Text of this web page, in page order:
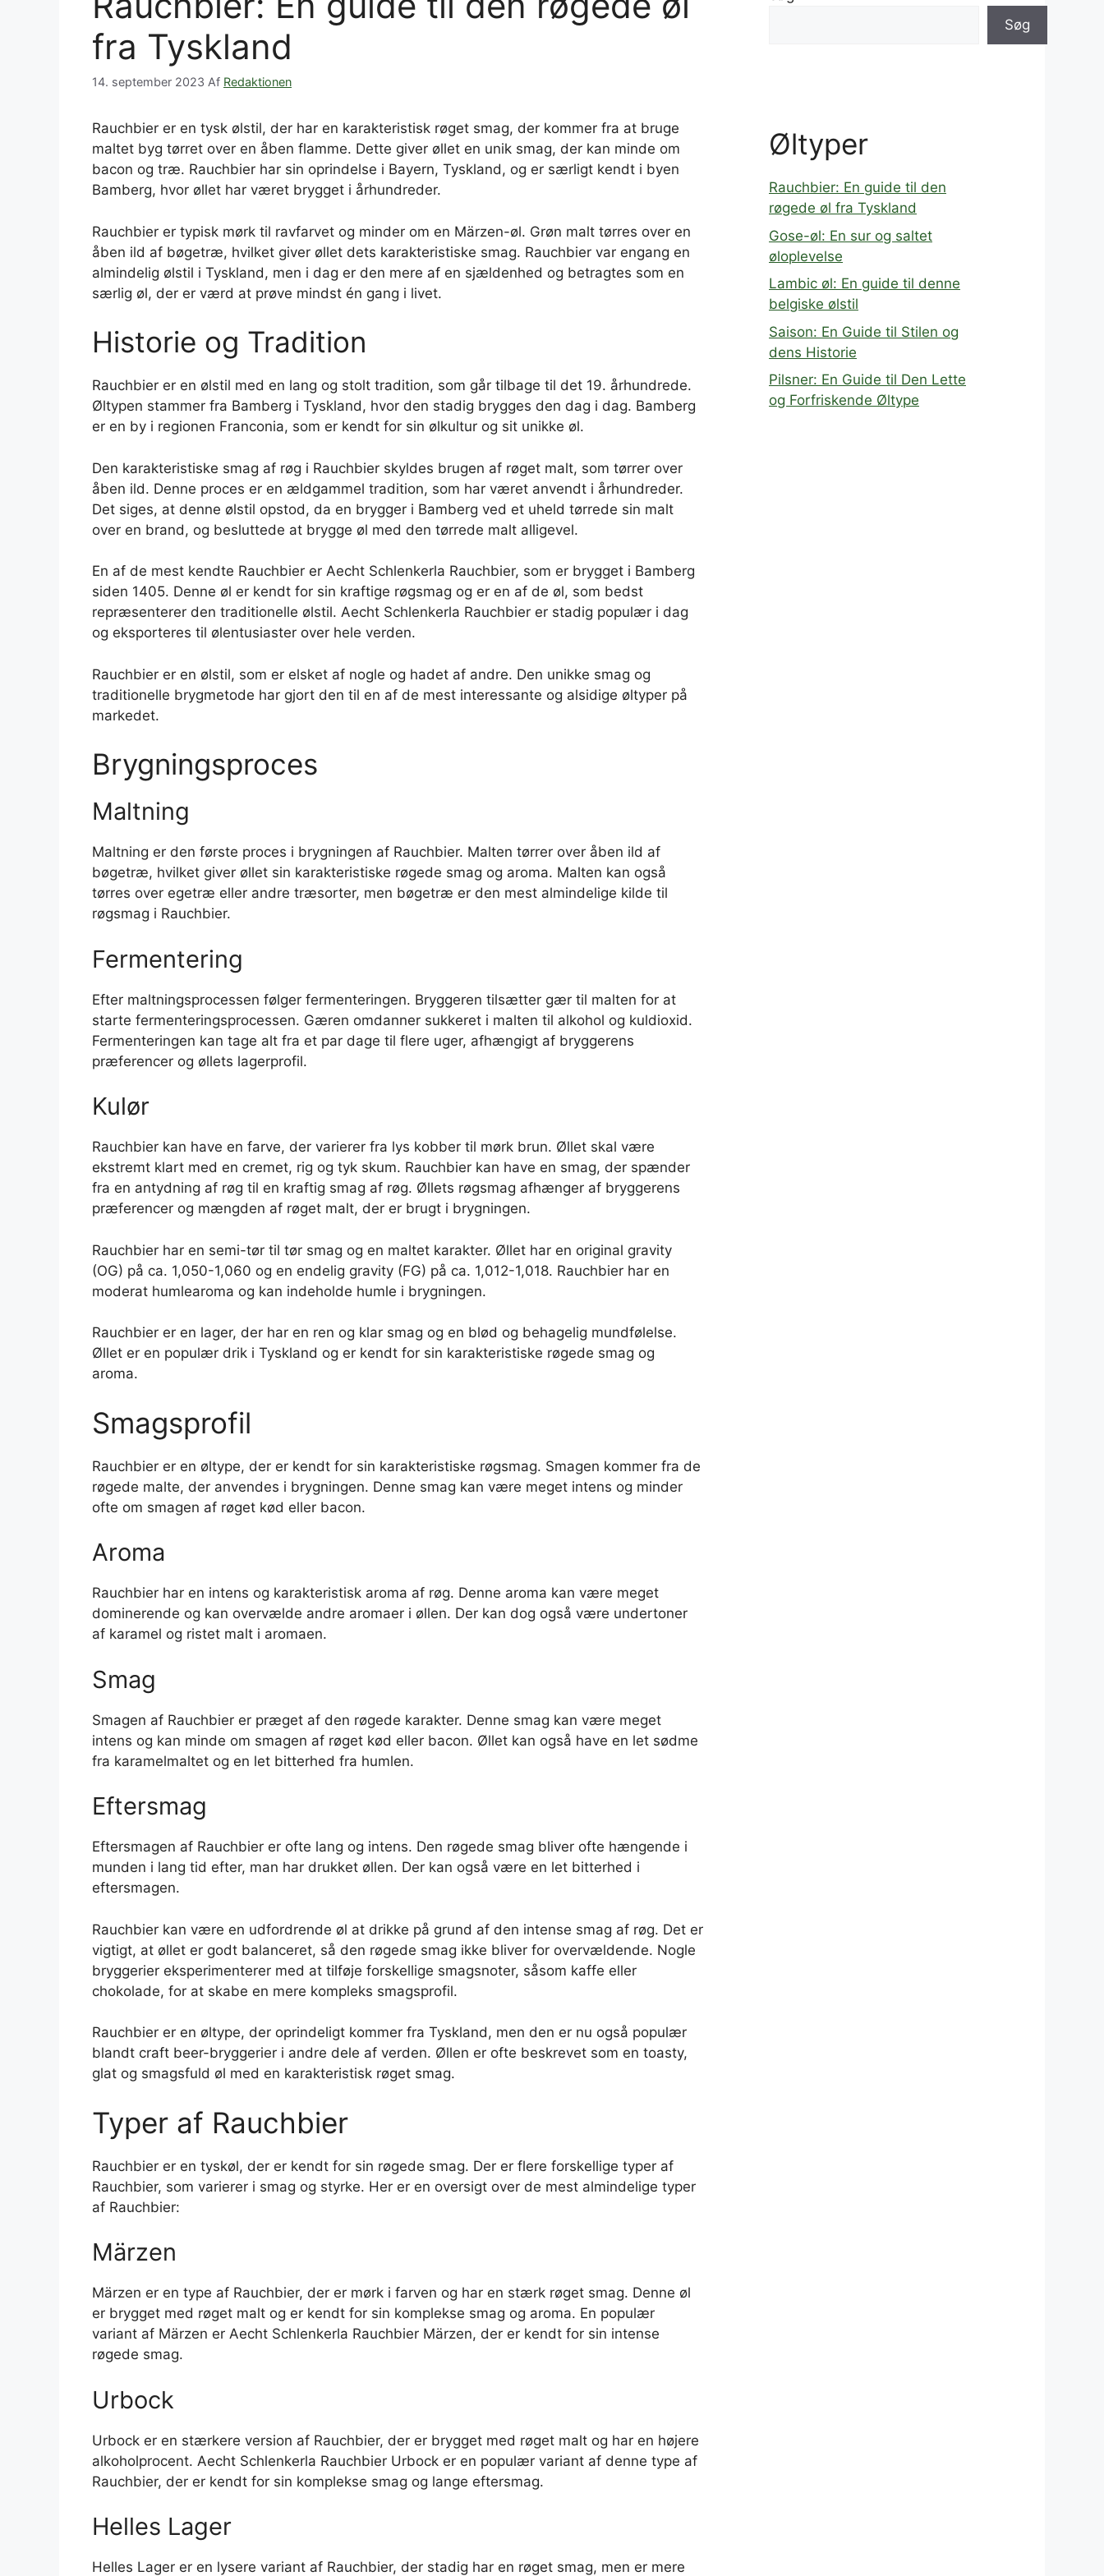
fra Tyskland
14. september 2023 Af Redaktionen
Rauchbier er en tysk ølstil, der har en karakteristisk røget smag, der kommer fra at bruge
maltet byg tørret over en åben flamme. Dette giver øllet en unik smag, der kan minde om
bacon og træ. Rauchbier har sin oprindelse i Bayern, Tyskland, og er særligt kendt i byen
Bamberg, hvor øllet har været brygget i århundreder.
Rauchbier er typisk mørk til ravfarvet og minder om en Märzen-øl. Grøn malt tørres over en
åben ild af bøgetræ, hvilket giver øllet dets karakteristiske smag. Rauchbier var engang en
almindelig ølstil i Tyskland, men i dag er den mere af en sjældenhed og betragtes som en
særlig øl, der er værd at prøve mindst én gang i livet.
Historie og Tradition
Rauchbier er en ølstil med en lang og stolt tradition, som går tilbage til det 19. århundrede.
Øltypen stammer fra Bamberg i Tyskland, hvor den stadig brygges den dag i dag. Bamberg
er en by i regionen Franconia, som er kendt for sin ølkultur og sit unikke øl.
Den karakteristiske smag af røg i Rauchbier skyldes brugen af røget malt, som tørrer over
åben ild. Denne proces er en ældgammel tradition, som har været anvendt i århundreder.
Det siges, at denne ølstil opstod, da en brygger i Bamberg ved et uheld tørrede sin malt
over en brand, og besluttede at brygge øl med den tørrede malt alligevel.
En af de mest kendte Rauchbier er Aecht Schlenkerla Rauchbier, som er brygget i Bamberg
siden 1405. Denne øl er kendt for sin kraftige røgsmag og er en af de øl, som bedst
repræsenterer den traditionelle ølstil. Aecht Schlenkerla Rauchbier er stadig populær i dag
og eksporteres til ølentusiaster over hele verden.
Rauchbier er en ølstil, som er elsket af nogle og hadet af andre. Den unikke smag og
traditionelle brygmetode har gjort den til en af de mest interessante og alsidige øltyper på
markedet.
Brygningsproces
Maltning
Maltning er den første proces i brygningen af Rauchbier. Malten tørrer over åben ild af
bøgetræ, hvilket giver øllet sin karakteristiske røgede smag og aroma. Malten kan også
tørres over egetræ eller andre træsorter, men bøgetræ er den mest almindelige kilde til
røgsmag i Rauchbier.
Fermentering
Efter maltningsprocessen følger fermenteringen. Bryggeren tilsætter gær til malten for at
starte fermenteringsprocessen. Gæren omdanner sukkeret i malten til alkohol og kuldioxid.
Fermenteringen kan tage alt fra et par dage til flere uger, afhængigt af bryggerens
præferencer og øllets lagerprofil.
Kulør
Rauchbier kan have en farve, der varierer fra lys kobber til mørk brun. Øllet skal være
ekstremt klart med en cremet, rig og tyk skum. Rauchbier kan have en smag, der spænder
fra en antydning af røg til en kraftig smag af røg. Øllets røgsmag afhænger af bryggerens
præferencer og mængden af røget malt, der er brugt i brygningen.
Rauchbier har en semi-tør til tør smag og en maltet karakter. Øllet har en original gravity
(OG) på ca. 1,050-1,060 og en endelig gravity (FG) på ca. 1,012-1,018. Rauchbier har en
moderat humlearoma og kan indeholde humle i brygningen.
Rauchbier er en lager, der har en ren og klar smag og en blød og behagelig mundfølelse.
Øllet er en populær drik i Tyskland og er kendt for sin karakteristiske røgede smag og
aroma.
Smagsprofil
Rauchbier er en øltype, der er kendt for sin karakteristiske røgsmag. Smagen kommer fra de
røgede malte, der anvendes i brygningen. Denne smag kan være meget intens og minder
ofte om smagen af røget kød eller bacon.
Aroma
Rauchbier har en intens og karakteristisk aroma af røg. Denne aroma kan være meget
dominerende og kan overvælde andre aromaer i øllen. Der kan dog også være undertoner
af karamel og ristet malt i aromaen.
Smag
Smagen af Rauchbier er præget af den røgede karakter. Denne smag kan være meget
intens og kan minde om smagen af røget kød eller bacon. Øllet kan også have en let sødme
fra karamelmaltet og en let bitterhed fra humlen.
Eftersmag
Eftersmagen af Rauchbier er ofte lang og intens. Den røgede smag bliver ofte hængende i
munden i lang tid efter, man har drukket øllen. Der kan også være en let bitterhed i
eftersmagen.
Rauchbier kan være en udfordrende øl at drikke på grund af den intense smag af røg. Det er
vigtigt, at øllet er godt balanceret, så den røgede smag ikke bliver for overvældende. Nogle
bryggerier eksperimenterer med at tilføje forskellige smagsnoter, såsom kaffe eller
chokolade, for at skabe en mere kompleks smagsprofil.
Rauchbier er en øltype, der oprindeligt kommer fra Tyskland, men den er nu også populær
blandt craft beer-bryggerier i andre dele af verden. Øllen er ofte beskrevet som en toasty,
glat og smagsfuld øl med en karakteristisk røget smag.
Typer af Rauchbier
Rauchbier er en tyskøl, der er kendt for sin røgede smag. Der er flere forskellige typer af
Rauchbier, som varierer i smag og styrke. Her er en oversigt over de mest almindelige typer
af Rauchbier:
Märzen
Märzen er en type af Rauchbier, der er mørk i farven og har en stærk røget smag. Denne øl
er brygget med røget malt og er kendt for sin komplekse smag og aroma. En populær
variant af Märzen er Aecht Schlenkerla Rauchbier Märzen, der er kendt for sin intense
røgede smag.
Urbock
Urbock er en stærkere version af Rauchbier, der er brygget med røget malt og har en højere
alkoholprocent. Aecht Schlenkerla Rauchbier Urbock er en populær variant af denne type af
Rauchbier, der er kendt for sin komplekse smag og lange eftersmag.
Helles Lager
Helles Lager er en lysere variant af Rauchbier, der stadig har en røget smag, men er mere
Søg
Øltyper
Rauchbier: En guide til den
røgede øl fra Tyskland
Gose-øl: En sur og saltet
øloplevelse
Lambic øl: En guide til denne
belgiske ølstil
Saison: En Guide til Stilen og
dens Historie
Pilsner: En Guide til Den Lette
og Forfriskende Øltype